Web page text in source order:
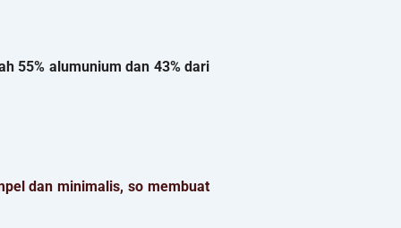
55% alumunium dan 43% dari
dan minimalis, so membuat